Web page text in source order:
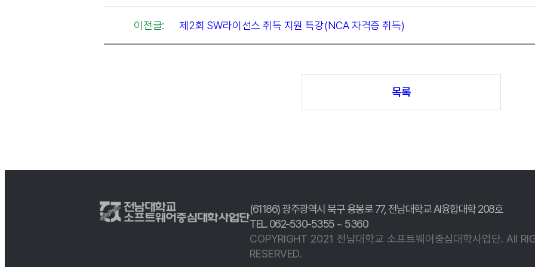
이전글: 제2회 SW라이선스 취득 지원 특강(NCA 자격증 취득)
목록
(61186) 광주광역시 북구 용봉로 77,전남대학교 AI융합대학 208호
TEL. 062-530-5355 ~ 5360
COPYRIGHT 2021 전남대학교 소프트웨어중심대학사업단. All
RESERVED.